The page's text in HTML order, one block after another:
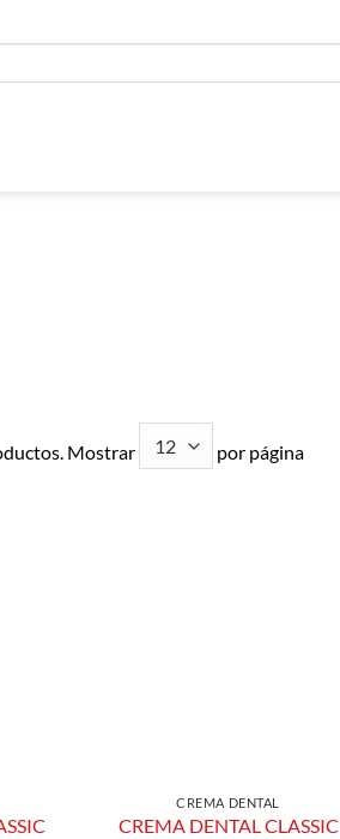
Mostrar por página
CREMA DENTAL
CREMA DENTAL CLASSIC